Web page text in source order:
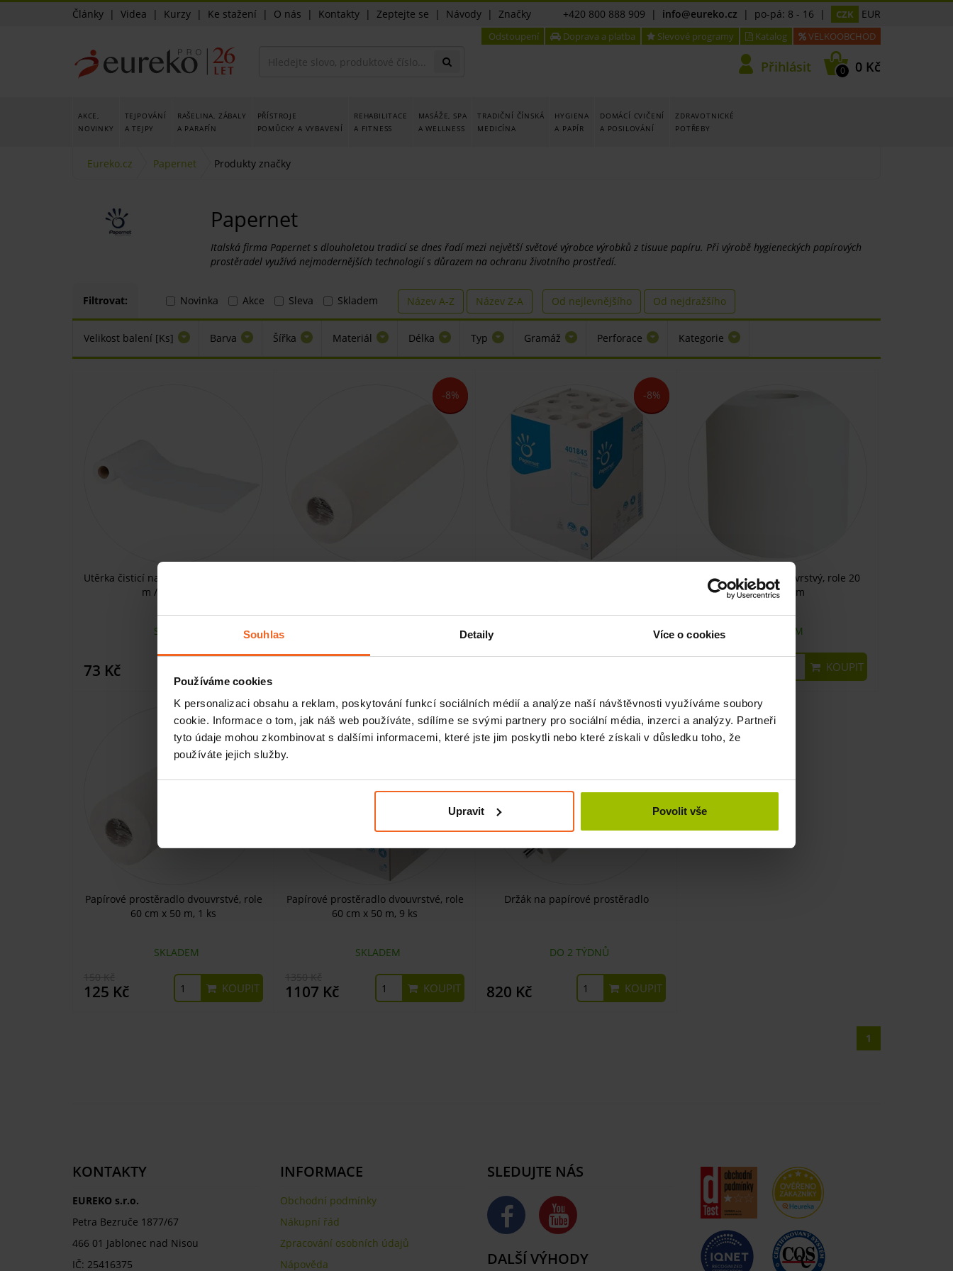
Souhlas Detaily Více o cookies
Používáme cookies
K personalizaci obsahu a reklam, poskytování funkcí sociálních médií a analýze naší návštěvnosti využíváme soubory
cookie. Informace o tom, jak náš web používáte, sdílíme se svými partnery pro sociální média, inzerci a analýzy. Partneři
tyto údaje mohou zkombinovat s dalšími informacemi, které jste jim poskytli nebo které získali v důsledku toho, že
používáte jejich služby.
Upravit Povolit vše
Články | Videa | Kurzy | Ke stažení | O nás | Kontakty | Zeptejte se | Návody | Značky +420 800 888 909 | info@eureko.cz | po-pá: 8 - 16 | CZK EUR
Odstoupení Doprava a platba Slevové programy Katalog VELKOOBCHOD
Přihlásit 0 0 Kč
AKCE,
NOVINKY
TEJPOVÁNÍ
A TEJPY
RAŠELINA, ZÁBALY
A PARAFÍN
PŘÍSTROJE
POMŮCKY A VYBAVENÍ
REHABILITACE
A FITNESS
MASÁŽE, SPA
A WELLNESS
TRADIČNÍ ČÍNSKÁ
MEDICÍNA
HYGIENA
A PAPÍR
DOMÁCÍ CVIČENÍ
A POSILOVÁNÍ
ZDRAVOTNICKÉ
POTŘEBY
Eureko.cz Papernet Produkty značky
Papernet
Italská firma Papernet s dlouholetou tradicí se dnes řadí mezi největší světové výrobce výrobků z tisuue papíru. Při výrobě hygieneckých papírových
prostěradel využívá nejmodernějších technologií s důrazem na ochranu životního prostředí.
Filtrovat: Novinka Akce Sleva Skladem Název A-Z Název Z-A Od nejlevnějšího Od nejdražšího
Velikost balení [Ks] Barva Šířka Materiál Délka Typ Gramáž Perforace Kategorie
Utěrka čisticí na povrchy, 25 cm x 19,5
m / 50 útržků
SKLADEM
73 Kč
-8%
130 Kč
-8%
1170 Kč
Papírový ručník dvouvrstvý, role 20
cm x 110 m
SKLADEM
KOUPIT
-17%
Papírové prostěradlo dvouvrstvé, role
60 cm x 50 m, 1 ks
SKLADEM
125 Kč KOUPIT
-18%
Papírové prostěradlo dvouvrstvé, role
60 cm x 50 m, 9 ks
SKLADEM
1107 Kč KOUPIT
Držák na papírové prostěradlo
DO 2 TÝDNŮ
820 Kč KOUPIT
1
KONTAKTY
EUREKO s.r.o.
Petra Bezruče 1877/67
466 01 Jablonec nad Nisou
IČ: 25416375
INFORMACE
Obchodní podmínky
Nákupní řád
Zpracování osobních údajů
Nápověda
SLEDUJTE NÁS
DALŠÍ VÝHODY